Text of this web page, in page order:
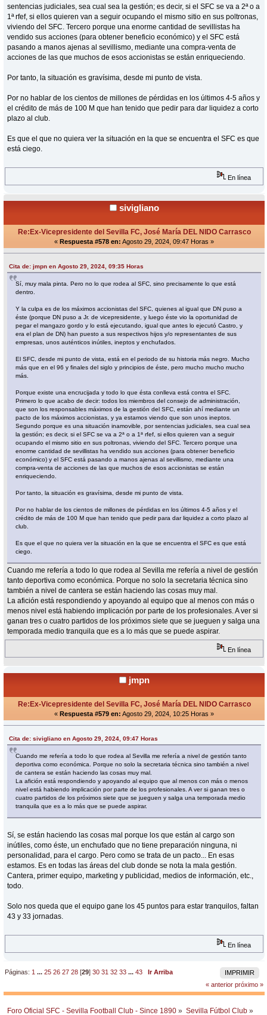
sentencias judiciales, sea cual sea la gestión; es decir, si el SFC se va a 2ª o a
1ª rfef, si ellos quieren van a seguir ocupando el mismo sitio en sus poltronas,
viviendo del SFC. Tercero porque una enorme cantidad de sevillistas ha
vendido sus acciones (para obtener beneficio económico) y el SFC está
pasando a manos ajenas al sevillismo, mediante una compra-venta de
acciones de las que muchos de esos accionistas se están enriqueciendo.
Por tanto, la situación es gravísima, desde mi punto de vista.
Por no hablar de los cientos de millones de pérdidas en los últimos 4-5 años y
el crédito de más de 100 M que han tenido que pedir para dar liquidez a corto
plazo al club.
Es que el que no quiera ver la situación en la que se encuentra el SFC es que
está ciego.
En línea
sivigliano
Re:Ex-Vicepresidente del Sevilla FC, José María DEL NIDO Carrasco
« Respuesta #578 en: Agosto 29, 2024, 09:47 Horas »
Cita de: jmpn en Agosto 29, 2024, 09:35 Horas
Sí, muy mala pinta. Pero no lo que rodea al SFC, sino precisamente lo que está
dentro.
Y la culpa es de los máximos accionistas del SFC, quienes al igual que DN puso a
éste (porque DN puso a Jr. de vicepresidente, y luego éste vio la oportunidad de
pegar el mangazo gordo y lo está ejecutando, igual que antes lo ejecutó Castro, y
era el plan de DN) han puesto a sus respectivos hijos y/o representantes de sus
empresas, unos auténticos inútiles, ineptos y enchufados.
El SFC, desde mi punto de vista, está en el periodo de su historia más negro. Mucho
más que en el 96 y finales del siglo y principios de éste, pero mucho mucho mucho
más.
Porque existe una encrucijada y todo lo que ésta conlleva está contra el SFC.
Primero lo que acabo de decir: todos los miembros del consejo de administración,
que son los responsables máximos de la gestión del SFC, están ahí mediante un
pacto de los máximos accionistas, y ya estamos viendo que son unos ineptos.
Segundo porque es una situación inamovible, por sentencias judiciales, sea cual sea
la gestión; es decir, si el SFC se va a 2ª o a 1ª rfef, si ellos quieren van a seguir
ocupando el mismo sitio en sus poltronas, viviendo del SFC. Tercero porque una
enorme cantidad de sevillistas ha vendido sus acciones (para obtener beneficio
económico) y el SFC está pasando a manos ajenas al sevillismo, mediante una
compra-venta de acciones de las que muchos de esos accionistas se están
enriqueciendo.
Por tanto, la situación es gravísima, desde mi punto de vista.
Por no hablar de los cientos de millones de pérdidas en los últimos 4-5 años y el
crédito de más de 100 M que han tenido que pedir para dar liquidez a corto plazo al
club.
Es que el que no quiera ver la situación en la que se encuentra el SFC es que está
ciego.
Cuando me refería a todo lo que rodea al Sevilla me refería a nivel de gestión
tanto deportiva como económica. Porque no solo la secretaria técnica sino
también a nivel de cantera se están haciendo las cosas muy mal.
La afición está respondiendo y apoyando al equipo que al menos con más o
menos nivel está habiendo implicación por parte de los profesionales. A ver si
ganan tres o cuatro partidos de los próximos siete que se jueguen y salga una
temporada medio tranquila que es a lo más que se puede aspirar.
En línea
jmpn
Re:Ex-Vicepresidente del Sevilla FC, José María DEL NIDO Carrasco
« Respuesta #579 en: Agosto 29, 2024, 10:25 Horas »
Cita de: sivigliano en Agosto 29, 2024, 09:47 Horas
Cuando me refería a todo lo que rodea al Sevilla me refería a nivel de gestión tanto
deportiva como económica. Porque no solo la secretaria técnica sino también a nivel
de cantera se están haciendo las cosas muy mal.
La afición está respondiendo y apoyando al equipo que al menos con más o menos
nivel está habiendo implicación por parte de los profesionales. A ver si ganan tres o
cuatro partidos de los próximos siete que se jueguen y salga una temporada medio
tranquila que es a lo más que se puede aspirar.
Sí, se están haciendo las cosas mal porque los que están al cargo son
inútiles, como éste, un enchufado que no tiene preparación ninguna, ni
personalidad, para el cargo. Pero como se trata de un pacto... En esas
estamos. Es en todas las áreas del club donde se nota la mala gestión.
Cantera, primer equipo, marketing y publicidad, medios de información, etc.,
todo.
Solo nos queda que el equipo gane los 45 puntos para estar tranquilos, faltan
43 y 33 jornadas.
En línea
IMPRIMIR
Páginas: 1 ...25 26 27 28 [29]30 31 32 33 ...43
Ir Arriba
« anterior próximo »
Foro Oficial SFC - Sevilla Football Club - Since 1890 » Sevilla Fútbol Club »